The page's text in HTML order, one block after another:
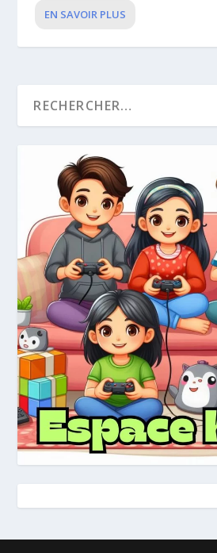
EN SAVOIR PLUS